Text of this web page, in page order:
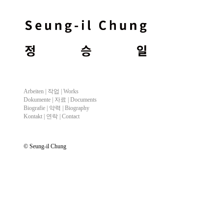
Arbeiten | 작업
| Works
Dokumente | 자료 | Documents
Biografie | 약력
| Biography
Kontakt |
연락 | Contact
© Seung-il Chung